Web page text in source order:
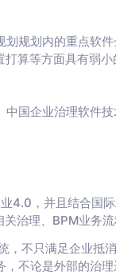
规划内的重点软
算等方面具有弱
国企业治理软件
4.0，并且结合国
治理、BPM业务流
，不只满足企业抵
不论是外部的治